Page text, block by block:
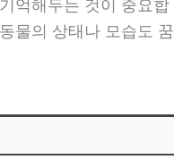
억해두는 것이 중요합
물의 상태나 모습도 꿈